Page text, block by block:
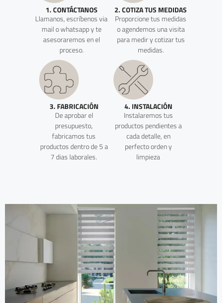
1. CONTÁCTANOS
Llamanos, escríbenos via
mail o whatsapp y te
asesoraremos en el
proceso.
2. COTIZA TUS MEDIDAS
Proporcione tus medidas
o agendemos una visita
para medir y cotizar tus
medidas.
3. FABRICACIÓN
De aprobar el
presupuesto,
fabricamos tus
productos dentro de 5 a
7 dias laborales.
4. INSTALACIÓN
Instalaremos tus
productos pendientes a
cada detalle, en
perfecto orden y
limpieza